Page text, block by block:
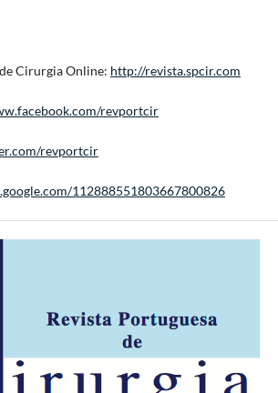
Cirurgia Online: http://revista.spcir.com
revportcir
revportcir
112888551803667800826